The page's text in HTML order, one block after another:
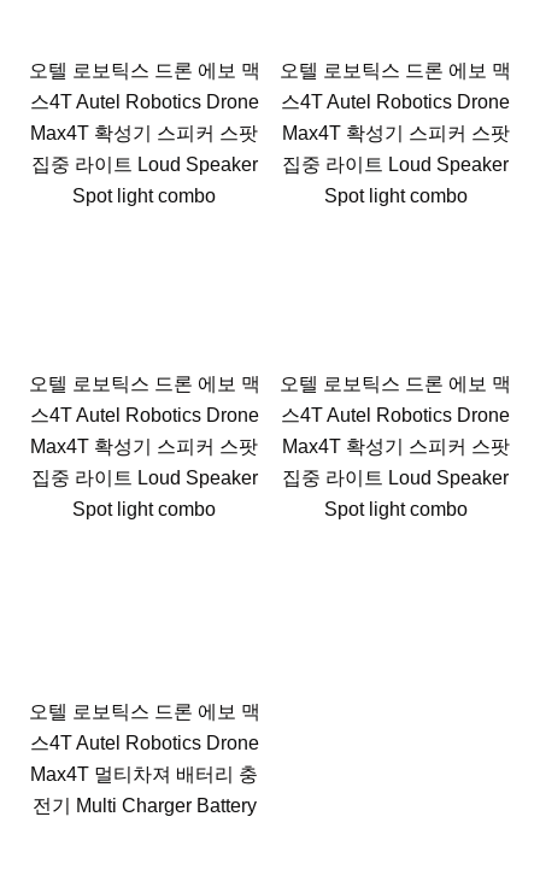
오텔 로보틱스 드론 에보 맥
스4T Autel Robotics Drone
Max4T 확성기 스피커 스팟
집중 라이트 Loud Speaker
Spot light combo
오텔 로보틱스 드론 에보 맥
스4T Autel Robotics Drone
Max4T 확성기 스피커 스팟
집중 라이트 Loud Speaker
Spot light combo
오텔 로보틱스 드론 에보 맥
스4T Autel Robotics Drone
Max4T 확성기 스피커 스팟
집중 라이트 Loud Speaker
Spot light combo
오텔 로보틱스 드론 에보 맥
스4T Autel Robotics Drone
Max4T 확성기 스피커 스팟
집중 라이트 Loud Speaker
Spot light combo
오텔 로보틱스 드론 에보 맥
스4T Autel Robotics Drone
Max4T 멀티차져 배터리 충
전기 Multi Charger Battery